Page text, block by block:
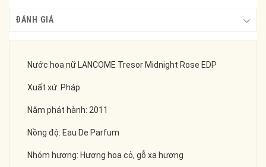
ĐÁNH GIÁ
Nước hoa nữ LANCOME Tresor Midnight Rose EDP
Xuất xứ: Pháp
Năm phát hành: 2011
Nồng độ: Eau De Parfum
Nhóm hương: Hương hoa cỏ, gỗ xạ hương